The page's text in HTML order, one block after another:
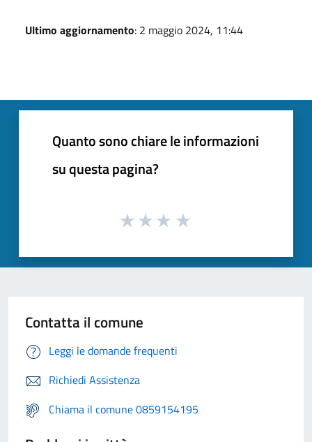
Ultimo aggiornamento: 2 maggio 2024, 11:44
Quanto sono chiare le informazioni
su questa pagina?
Contatta il comune
Leggi le domande frequenti
Richiedi Assistenza
Chiama il comune 0859154195